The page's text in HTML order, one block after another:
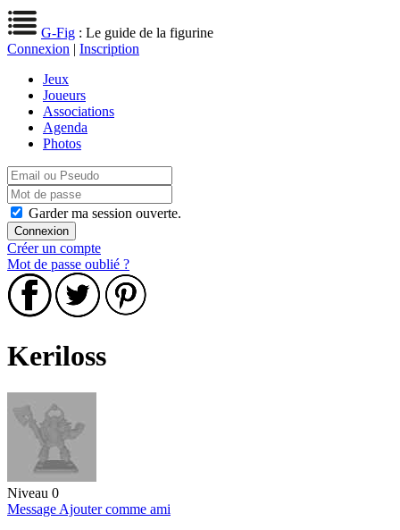
G-Fig : Le guide de la figurine
Connexion | Inscription
Jeux
Joueurs
Associations
Agenda
Photos
Garder ma session ouverte.
Créer un compte
Mot de passe oublié ?
Keriloss
Niveau 0
Message Ajouter comme ami